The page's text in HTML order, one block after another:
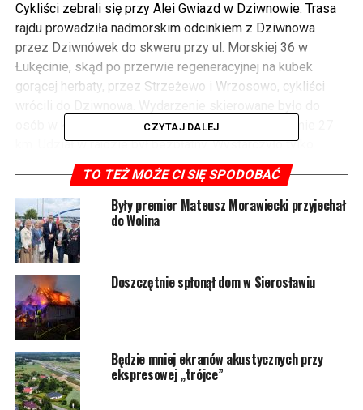
Cykliści zebrali się przy Alei Gwiazd w Dziwnowie. Trasa
rajdu prowadziła nadmorskim odcinkiem z Dziwnowa
przez Dziwnówek do skweru przy ul. Morskiej 36 w
Łukęcinie, skąd po przerwie regeneracyjnej na kubek
gorącej herbaty, przez Strzeżewo i Wrzosowo, cykliści
osób w każdym wieku. Rowerzyści pokonali w sumie 27
km. Udział w rajdzie był bezpłatny. Wystarczyło tylko
zapisać się poprzez specjalną stronę lub pisząc
wiadomość na dedykowany przedsięwzięciu e-mail.
Po
przybyciu na
metę
uczestnicy
rajdu
otrzymali
pamiątkowy
medal.
Czekał na
nich również
darmowy poczęstunek – potrawy z grilla, woda, napoje
CZYTAJ DALEJ
TO TEŻ MOŻE CI SIĘ SPODOBAĆ
Były premier Mateusz Morawiecki przyjechał
do Wolina
Doszczętnie spłonął dom w Sierosławiu
Będzie mniej ekranów akustycznych przy
ekspresowej „trójce”